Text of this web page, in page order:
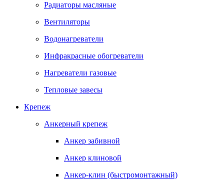
Радиаторы масляные
Вентиляторы
Водонагреватели
Инфракрасные обогреватели
Нагреватели газовые
Тепловые завесы
Крепеж
Анкерный крепеж
Анкер забивной
Анкер клиновой
Анкер-клин (быстромонтажный)